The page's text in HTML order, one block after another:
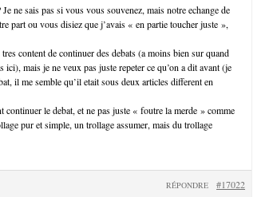
ne sais pas si vous vous souvenez, mais notre echange de
part ou vous disiez que j’avais « en partie toucher juste »,
content de continuer des debats (a moins bien sur quand
ici), mais je ne veux pas juste repeter ce qu’on a dit avant (je
il me semble qu’il etait sous deux articles different en
continuer le debat, et ne pas juste « foutre la merde » comme
pur et simple, un trollage assumer, mais du trollage
#17022
RÉPONDRE